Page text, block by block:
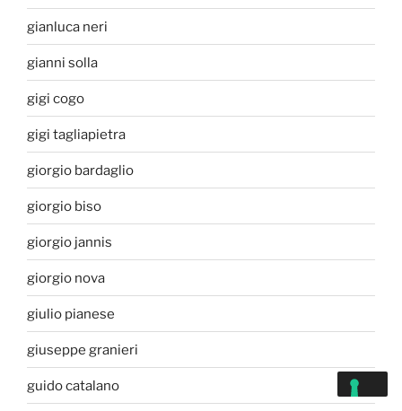
gianluca neri
gianni solla
gigi cogo
gigi tagliapietra
giorgio bardaglio
giorgio biso
giorgio jannis
giorgio nova
giulio pianese
giuseppe granieri
guido catalano